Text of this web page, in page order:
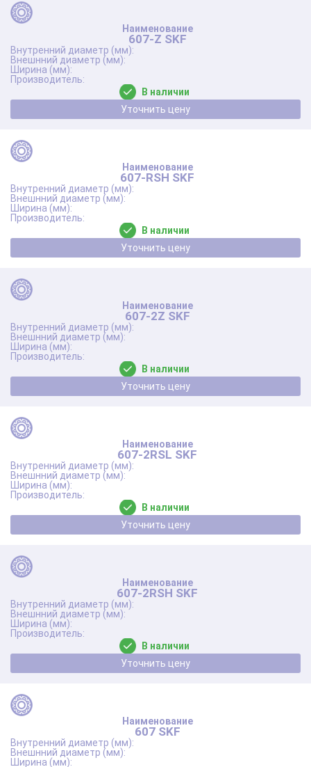
607-Z SKF
В наличии
Уточнить цену
607-RSH SKF
В наличии
Уточнить цену
607-2Z SKF
В наличии
Уточнить цену
607-2RSL SKF
В наличии
Уточнить цену
607-2RSH SKF
В наличии
Уточнить цену
607 SKF